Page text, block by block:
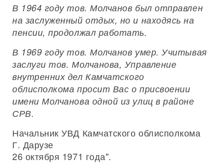
В 1964 году тов. Молчанов был отправлен
на заслуженный отдых, но и находясь на
пенсии, продолжал работать.
В 1969 году тов. Молчанов умер. Учитывая
заслуги тов. Молчанова, Управление
внутренних дел Камчатского
облисполкома просит Вас о присвоении
имени Молчанова одной из улиц в районе
СРВ.
Начальник УВД Камчатского облисполкома
Г. Дарузе
26 октября 1971 года".